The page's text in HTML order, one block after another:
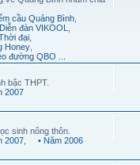
cầu Quảng Bình
đàn VIKOOL
đại
Honey
đường QBO ...
bậc THPT.
2007
sinh nông thôn.
2007 • Năm 2006